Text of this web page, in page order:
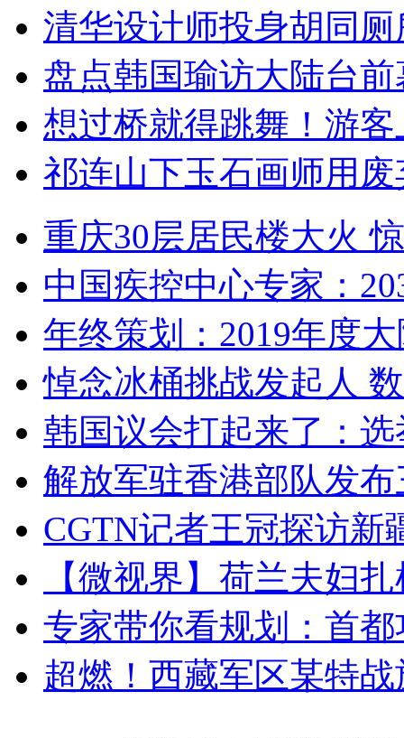
清华设计师投身胡同
盘点韩国瑜访大陆台
想过桥就得跳舞！游客
祁连山下玉石画师用
重庆30层居民楼大火
中国疾控中心专家：
年终策划：2019年度
悼念冰桶挑战发起人
韩国议会打起来了：
解放军驻香港部队发
CGTN记者王冠探访新
【微视界】荷兰夫妇
专家带你看规划：首
超燃！西藏军区某特